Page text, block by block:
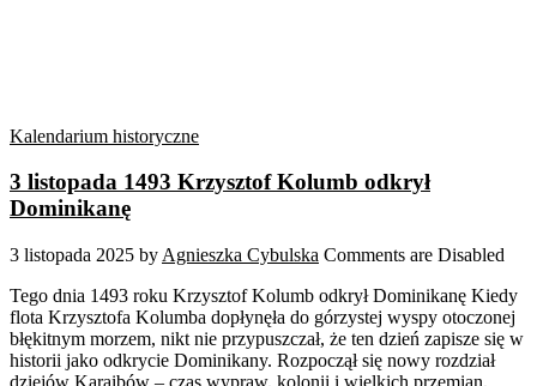
Kalendarium historyczne
3 listopada 1493 Krzysztof Kolumb odkrył
Dominikanę
3 listopada 2025 by Agnieszka Cybulska Comments are Disabled
Tego dnia 1493 roku Krzysztof Kolumb odkrył Dominikanę Kiedy
flota Krzysztofa Kolumba dopłynęła do górzystej wyspy otoczonej
błękitnym morzem, nikt nie przypuszczał, że ten dzień zapisze się w
historii jako odkrycie Dominikany. Rozpoczął się nowy rozdział